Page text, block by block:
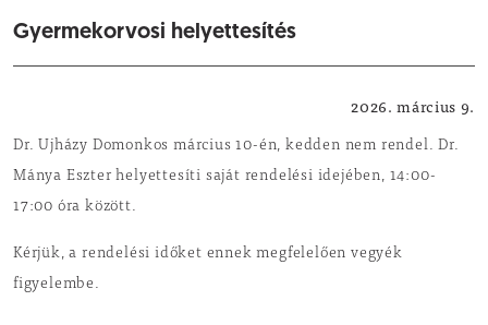
Gyermekorvosi helyettesítés
2026. március 9.
Dr. Ujházy Domonkos március 10-én, kedden nem rendel. Dr.
Mánya Eszter helyettesíti saját rendelési idejében, 14:00-
17:00 óra között.
Kérjük, a rendelési időket ennek megfelelően vegyék
figyelembe.